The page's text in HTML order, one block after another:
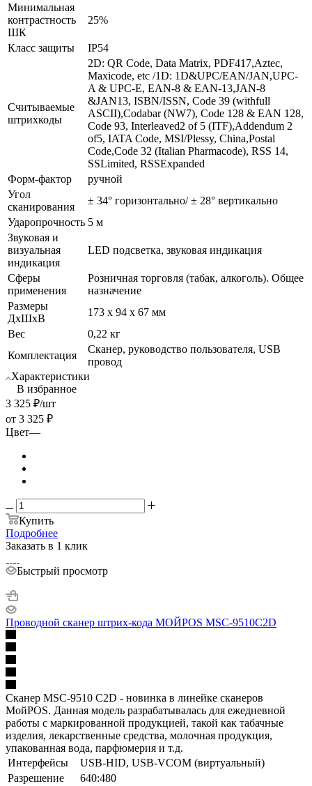
Минимальная
контрастность
ШК
25%
Класс защиты IP54
Считываемые
штрихкоды
2D: QR Code, Data Matrix, PDF417,Aztec,
Maxicode, etc /1D: 1D&UPC/EAN/JAN,UPC-
A & UPC-E, EAN-8 & EAN-13,JAN-8
&JAN13, ISBN/ISSN, Code 39 (withfull
ASCII),Codabar (NW7), Code 128 & EAN 128,
Code 93, Interleaved2 of 5 (ITF),Addendum 2
of5, IATA Code, MSI/Plessy, China,Postal
Code,Code 32 (Italian Pharmacode), RSS 14,
SSLimited, RSSExpanded
Форм-фактор
ручной
Угол
сканирования
± 34° горизонтально/ ± 28° вертикально
Ударопрочность 5 м
Звуковая и
визуальная
индикация
LED подсветка, звуковая индикация
Сферы
применения
Розничная торговля (табак, алкоголь). Общее
назначение
Размеры
ДхШхВ
173 x 94 x 67 мм
Вес
0,22 кг
Комплектация
Сканер, руководство пользователя, USB
провод
Характеристики
В избранное
3 325 ₽/шт
от 3 325 ₽
Цвет—
Купить
Подробнее
Заказать в 1 клик
Быстрый просмотр
Проводной сканер штрих-кода МОЙPOS MSC-9510C2D
Сканер MSC-9510 C2D - новинка в линейке сканеров
МойPOS. Данная модель разрабатывалась для ежедневной
работы с маркированной продукцией, такой как табачные
изделия, лекарственные средства, молочная продукция,
упакованная вода, парфюмерия и т.д.
Интерфейсы
USB-HID, USB-VCOM (виртуальный)
Разрешение
640:480